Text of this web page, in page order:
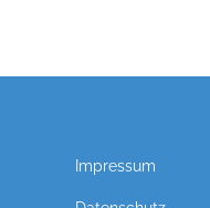
Impressum